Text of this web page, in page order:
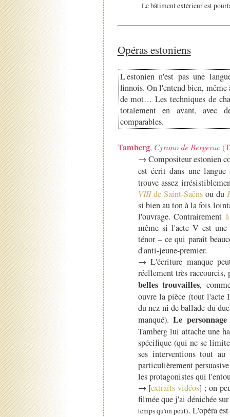
Le bâtiment extérieur est
Opéras estoniens
L'estonien n'est pas une
finnois. On l'entend bien,
de mot… Les techniques de
totalement en avant, avec
comparables.
Tamberg, Cyrano de Bergerac
→ Compositeur estonien
est écrit dans une
trouve assez
VIIIde Saint-Saënsou du
si bien au ton à la fois
l'ouvrage. Contrairement
même si l'acte V est
ténor – ce qui paraît
d'anti-jeune-premier.
→ L'écriture manque
réellement très raccourcis,
belles trouvailles,
ouvre la pièce (tout l'acte
du nez ni de ballade du
manqué).Le
Tamberg lui attache une
spécifique (qui ne se
ses interventions tout
particulièrement
les protagonistes qui
→ [extraits vidéos] ; on
filmée que j'ai dénichée
temps qu'on peut). L'opéra